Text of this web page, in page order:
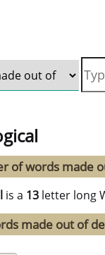
of words made
is a 13 letter long
made out of